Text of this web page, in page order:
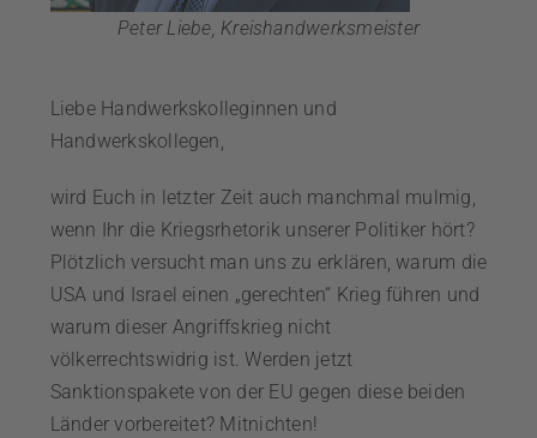
Peter Liebe, Kreishandwerksmeister
Liebe Handwerkskolleginnen und
Handwerkskollegen,
wird Euch in letzter Zeit auch manchmal mulmig,
wenn Ihr die Kriegsrhetorik unserer Politiker hört?
Plötzlich versucht man uns zu erklären, warum die
USA und Israel einen „gerechten“ Krieg führen und
warum dieser Angriffskrieg nicht
völkerrechtswidrig ist. Werden jetzt
Sanktionspakete von der EU gegen diese beiden
Länder vorbereitet? Mitnichten!